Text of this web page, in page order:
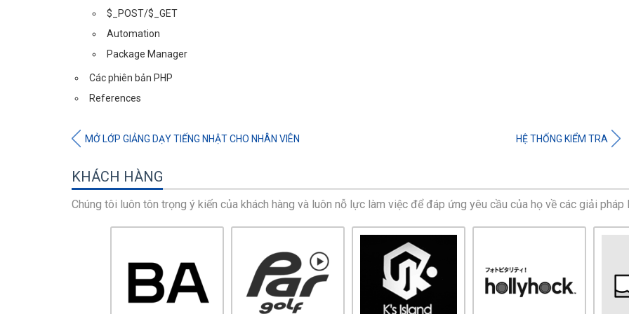
$_POST/$_GET
Automation
Package Manager
Các phiên bản PHP
References
MỞ LỚP GIẢNG DẠY TIẾNG NHẬT CHO NHÂN VIÊN HỆ THỐNG KIỂM TRA
KHÁCH HÀNG
Chúng tôi luôn tôn trọng ý kiến ​​của khách hàng và luôn nỗ lực làm việc để đáp ứng yêu cầu của họ về các giải pháp